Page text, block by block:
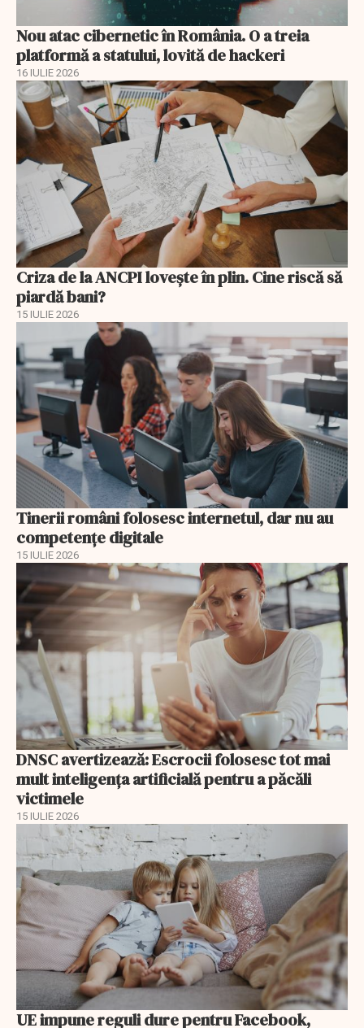
Nou atac cibernetic în România. O a treia
platformă a statului, lovită de hackeri
16 IULIE 2026
Criza de la ANCPI lovește în plin. Cine riscă să
piardă bani?
15 IULIE 2026
Tinerii români folosesc internetul, dar nu au
competențe digitale
15 IULIE 2026
DNSC avertizează: Escrocii folosesc tot mai
mult inteligența artificială pentru a păcăli
victimele
15 IULIE 2026
UE impune reguli dure pentru Facebook,